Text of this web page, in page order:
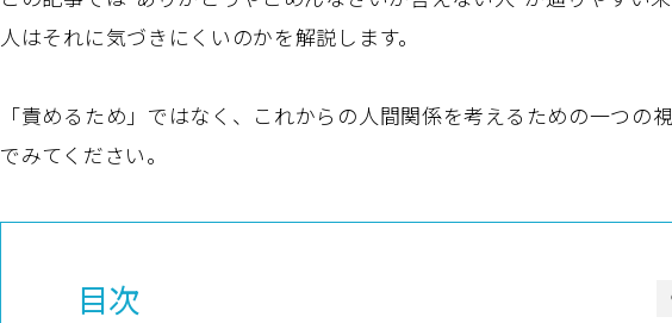
人はそれに気づきにくいのかを解説します。
「責めるため」ではなく、これからの人間関係を考えるための一つの
でみてください。
目次